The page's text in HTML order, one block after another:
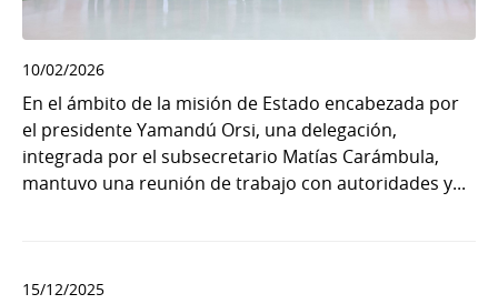
10/02/2026
En el ámbito de la misión de Estado encabezada por
el presidente Yamandú Orsi, una delegación,
integrada por el subsecretario Matías Carámbula,
mantuvo una reunión de trabajo con autoridades y...
15/12/2025